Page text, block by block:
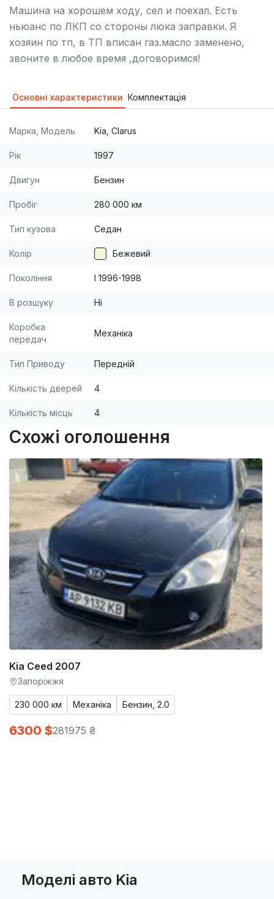
Машина на хорошем ходу, сел и поехал. Есть
ньюанс по ЛКП со стороны люка заправки. Я
хозяин по тп, в ТП вписан газ.масло заменено,
звоните в любое время ,договоримся!
Основні характеристики Комплектація
Марка, Модель Kia, Clarus
Рік 1997
Двигун Бензин
Пробіг 280 000 км
Тип кузова Седан
Колір Бежевий
Покоління I 1996-1998
В розшуку Ні
Коробка
передач
Механіка
Тип Приводу Передній
Кількість дверей 4
Кількість місць 4
Схожі оголошення
Kia Ceed 2007
Запоріжжя
230 000 км Механіка Бензин, 2.0
6300 $281975 ₴
Моделі авто Kia